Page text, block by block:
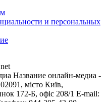
и персональных
Название онлайн-медиа -
місто Київ,
172-Б, офіс 208/1 E-mail: